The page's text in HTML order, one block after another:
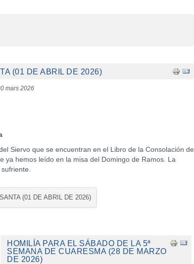
(01 DE ABRIL DE 2026)
mars 2026
Siervo que se encuentran en el Libro de la Consolación de
ya hemos leído en la misa del Domingo de Ramos. La
(01 DE ABRIL DE 2026)
HOMILÍA PARA EL SÁBADO DE LA 5ª
SEMANA DE CUARESMA (28 DE MARZO
DE 2026)